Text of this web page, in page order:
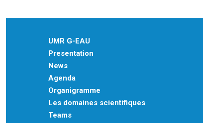
UMR G-EAU
Presentation
News
Agenda
Organigramme
Les domaines scientifiques
Teams